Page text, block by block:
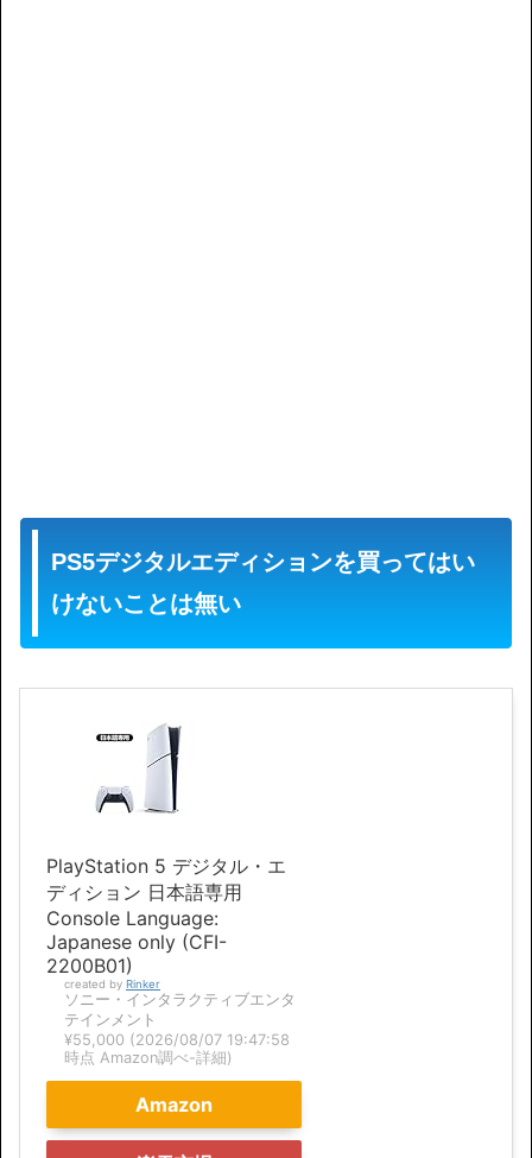
PS5デジタルエディションを買ってはい
けないことは無い
PlayStation 5 デジタル・エ
ディション 日本語専用
Console Language:
Japanese only (CFI-
2200B01)
created by Rinker
ソニー・インタラクティブエンタ
テインメント
¥55,000 (2026/08/07 19:47:58
時点 Amazon調べ-詳細)
Amazon